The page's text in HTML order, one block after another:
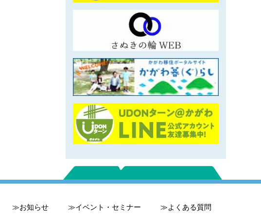
お知らせ イベント・セミナー よくある質問